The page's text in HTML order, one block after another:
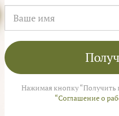
от
Закуски "Ира
Нажимая кнопку “Получить
“Соглашение о